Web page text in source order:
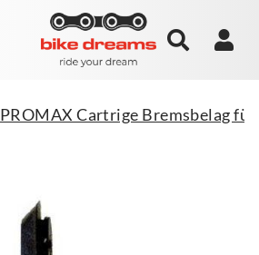
PROMAX Cartrige Bremsbelag für